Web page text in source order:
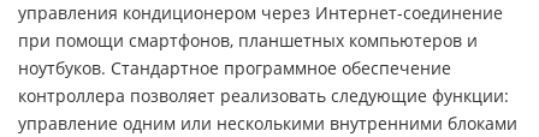
управления кондиционером через Интернет-соединение
при помощи смартфонов, планшетных компьютеров и
ноутбуков. Стандартное программное обеспечение
контроллера позволяет реализовать следующие функции:
управление одним или несколькими внутренними блоками